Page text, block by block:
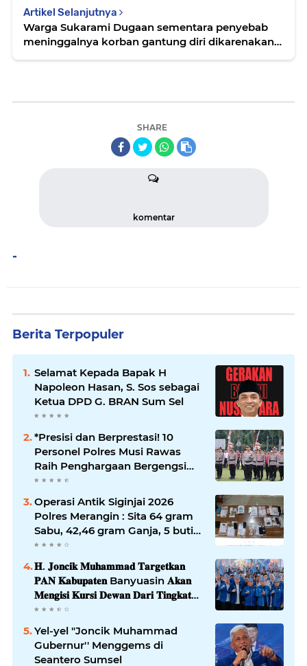
Artikel Selanjutnya
Warga Sukarami Dugaan sementara penyebab
meninggalnya korban gantung diri dikarenakan
SHARE
komentar
-
Berita Terpopuler
Selamat Kepada Bapak H
Napoleon Hasan, S. Sos sebagai
Ketua DPD G. BRAN Sum Sel
*Presisi dan Berprestasi! 10
Personel Polres Musi Rawas
Raih Penghargaan Bergengsi
dari Kapolda Sumsel*
Operasi Antik Siginjai 2026
Polres Merangin : Sita 64 gram
Sabu, 42,46 gram Ganja, 5 butir
extasi, dan Amankan 21 Orang
Tersangka
𝐇. 𝐉𝐨𝐧𝐜𝐢𝐤 𝐌𝐮𝐡𝐚𝐦𝐦𝐚𝐝 𝐓𝐚𝐫𝐠𝐞𝐭𝐤𝐚𝐧
𝐏𝐀𝐍 𝐊𝐚𝐛𝐮𝐩𝐚𝐭𝐞𝐧 Banyuasin 𝐀𝐤𝐚𝐧
𝐌𝐞𝐧𝐠𝐢𝐬𝐢 𝐊𝐮𝐫𝐬𝐢 𝐃𝐞𝐰𝐚𝐧 𝐃𝐚𝐫𝐢 𝐓𝐢𝐧𝐠𝐤𝐚𝐭
𝐃𝐏𝐑 𝐃𝐚𝐞𝐫𝐚𝐡 𝐇𝐢𝐧𝐠𝐠𝐚 𝐃𝐏𝐑-𝐑𝐈
Yel-yel "Joncik Muhammad
Gubernur'' Menggems di
Seantero Sumsel